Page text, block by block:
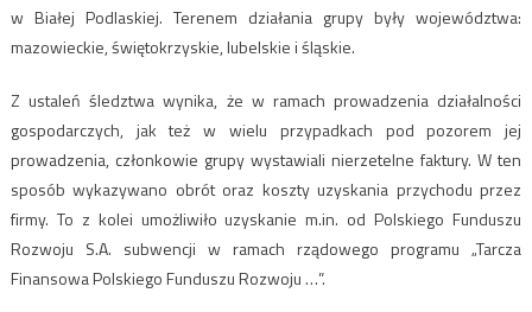
w Białej Podlaskiej. Terenem działania grupy były województwa:
mazowieckie, świętokrzyskie, lubelskie i śląskie.
Z ustaleń śledztwa wynika, że w ramach prowadzenia działalności
gospodarczych, jak też w wielu przypadkach pod pozorem jej
prowadzenia, członkowie grupy wystawiali nierzetelne faktury. W ten
sposób wykazywano obrót oraz koszty uzyskania przychodu przez
firmy. To z kolei umożliwiło uzyskanie m.in. od Polskiego Funduszu
Rozwoju S.A. subwencji w ramach rządowego programu „Tarcza
Finansowa Polskiego Funduszu Rozwoju …”.